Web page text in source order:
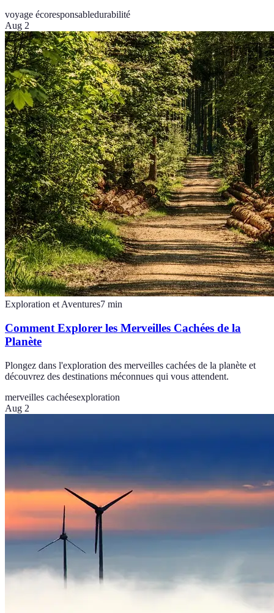
voyage écoresponsabledurabilité
Aug 2
Exploration et Aventures7 min
Comment Explorer les Merveilles Cachées de la
Planète
Plongez dans l'exploration des merveilles cachées de la planète et
découvrez des destinations méconnues qui vous attendent.
merveilles cachéesexploration
Aug 2